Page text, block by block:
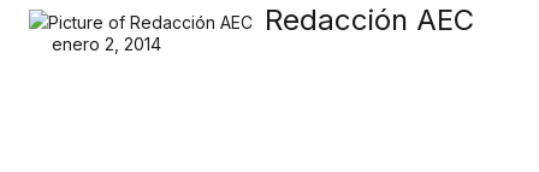
Redacción AEC
enero 2, 2014